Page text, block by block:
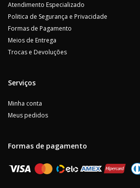
Atendimento Especializado
Politica de Segurança e Privacidade
Formas de Pagamento
Meios de Entrega
Trocas e Devoluções
Serviços
Minha conta
Meus pedidos
Formas de pagamento